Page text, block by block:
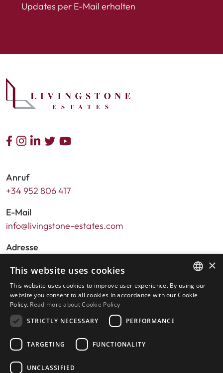
Updates per E-Mail erhalten
Anruf
+34 952 806 417
E-Mail
info@livingstone-estates.com
Adresse
Ctra. de Cadiz KM 164 , 29680
Estepona – Málaga, Spanien
Sprechzeiten:
Montag - Freitag: 9.30 bis 17.30 Uhr
Samstags und an Feiertagen: 10 bis 14 Uhr
ENGLISH
×
This website uses cookies
This website uses cookies to improve user experience. By using our
website you consent to all cookies in accordance with our Cookie
Policy. Read more about Cookie Policy
STRICTLY NECESSARY
PERFORMANCE
TARGETING FUNCTIONALITY
UNCLASSIFIED